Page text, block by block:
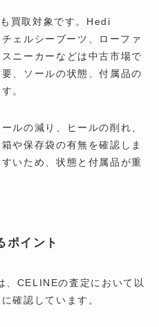
買取対象です。Hedi
ェルシーブーツ、ローファ
ニーカーなどは中古市場で
、ソールの状態、付属品の
。
ルの減り、ヒールの削れ、
や保存袋の有無を確認しま
いため、状態と付属品が重
ポイント
CELINEの査定において以
確認しています。